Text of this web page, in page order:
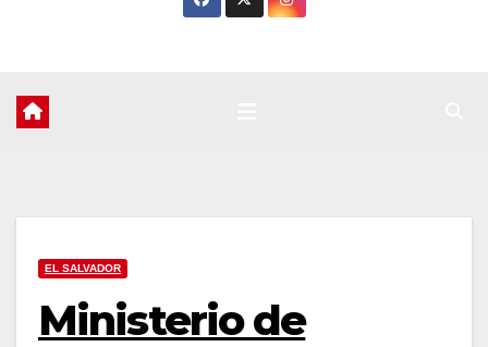
EL SALVADOR
Ministerio de